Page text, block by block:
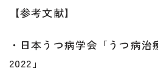
【参考文献】
・日本うつ病学会「うつ病治
2022」